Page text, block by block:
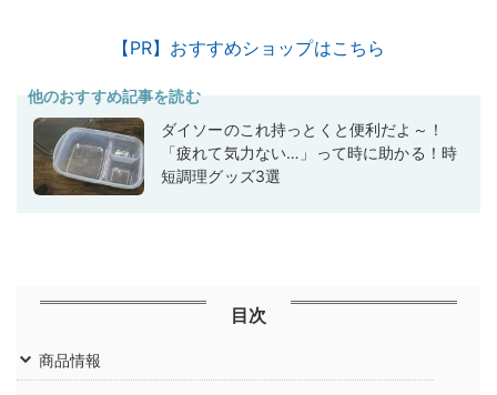
【PR】おすすめショップはこちら
他のおすすめ記事を読む
ダイソーのこれ持っとくと便利だよ～！
「疲れて気力ない…」って時に助かる！時
短調理グッズ3選
目次
商品情報